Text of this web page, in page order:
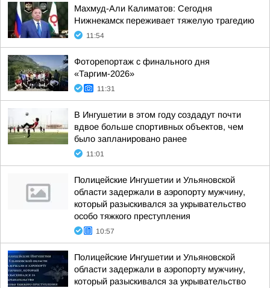
Махмуд-Али Калиматов: Сегодня
Нижнекамск переживает тяжелую трагедию
11:54
Фоторепортаж с финального дня
«Таргим-2026»
11:31
В Ингушетии в этом году создадут почти
вдвое больше спортивных объектов, чем
было запланировано ранее
11:01
Полицейские Ингушетии и Ульяновской
области задержали в аэропорту мужчину,
который разыскивался за укрывательство
особо тяжкого преступления
10:57
Полицейские Ингушетии и Ульяновской
области задержали в аэропорту мужчину,
который разыскивался за укрывательство